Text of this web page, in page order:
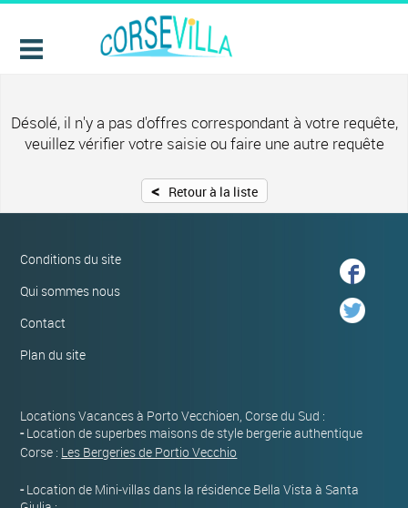
Désolé, il n'y a pas d'offres correspondant à votre requête,
veuillez vérifier votre saisie ou faire une autre requête
< Retour à la liste
Conditions du site
Qui sommes nous
Contact
Plan du site
Locations Vacances à Porto Vecchioen, Corse du Sud :
-Location de superbes maisons de style bergerie authentique
Corse : Les Bergeries de Portio Vecchio
-Location de Mini-villas dans la résidence Bella Vista à Santa